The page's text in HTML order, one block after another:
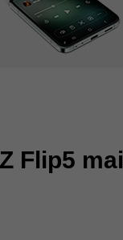
Flip5